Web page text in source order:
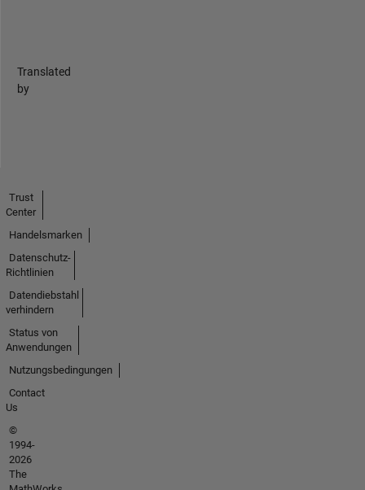
Translated
by
Trust
Center
Handelsmarken
Datenschutz-
Richtlinien
Datendiebstahl
verhindern
Status von
Anwendungen
Nutzungsbedingungen
Contact
Us
©
1994-
2026
The